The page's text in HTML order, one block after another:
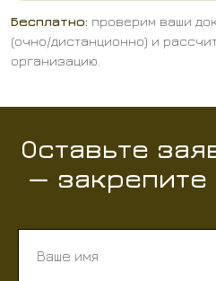
Бесплатно: проверим ваши
(очно/дистанционно) и
организацию.
Оставьте
— закрепите